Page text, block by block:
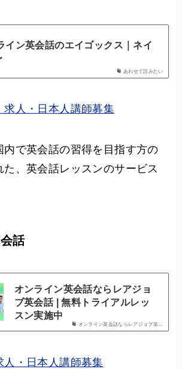
あわせて読みたい
イン英会話のエイゴックス｜ネイ
人・日本人講師募集
内で英会話の習得を目指す方の
た、英会話レッスンのサービス
話
オンライン英会話ならレアジョブ英…
オンライン英会話ならレアジョ
ブ英会話 | 無料トライアルレッ
スン実施中
・日本人講師募集